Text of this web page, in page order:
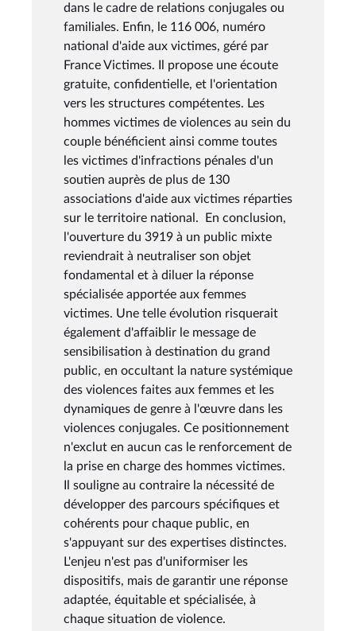
dans le cadre de relations conjugales ou
familiales. Enfin, le 116 006, numéro
national d'aide aux victimes, géré par
France Victimes. Il propose une écoute
gratuite, confidentielle, et l'orientation
vers les structures compétentes. Les
hommes victimes de violences au sein du
couple bénéficient ainsi comme toutes
les victimes d'infractions pénales d'un
soutien auprès de plus de 130
associations d'aide aux victimes réparties
sur le territoire national. En conclusion,
l'ouverture du 3919 à un public mixte
reviendrait à neutraliser son objet
fondamental et à diluer la réponse
spécialisée apportée aux femmes
victimes. Une telle évolution risquerait
également d'affaiblir le message de
sensibilisation à destination du grand
public, en occultant la nature systémique
des violences faites aux femmes et les
dynamiques de genre à l'œuvre dans les
violences conjugales. Ce positionnement
n'exclut en aucun cas le renforcement de
la prise en charge des hommes victimes.
Il souligne au contraire la nécessité de
développer des parcours spécifiques et
cohérents pour chaque public, en
s'appuyant sur des expertises distinctes.
L'enjeu n'est pas d'uniformiser les
dispositifs, mais de garantir une réponse
adaptée, équitable et spécialisée, à
chaque situation de violence.